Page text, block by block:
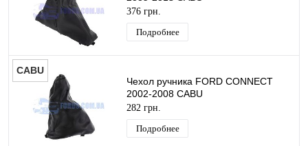
376 грн.
Подробнее
CABU
Чехол ручника FORD CONNECT
2002-2008 CABU
282 грн.
Подробнее